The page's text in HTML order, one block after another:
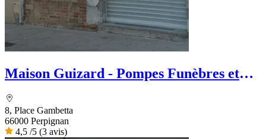
Maison Guizard - Pompes Funèbres et
8, Place Gambetta
66000 Perpignan
4,5 /5 (3 avis)